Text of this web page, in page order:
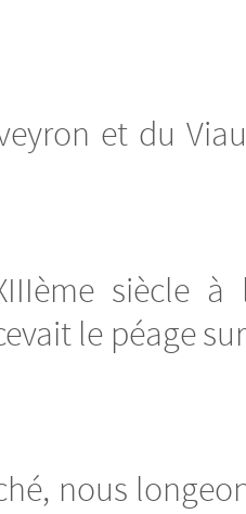
et du
siècle
le péage
nous